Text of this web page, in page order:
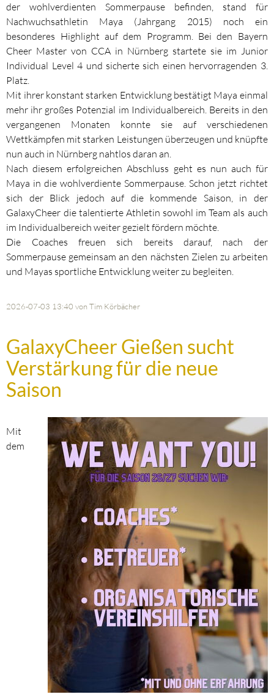
der wohlverdienten Sommerpause befinden, stand für
Nachwuchsathletin Maya (Jahrgang 2015) noch ein
besonderes Highlight auf dem Programm. Bei den Bayern
Cheer Master von CCA in Nürnberg startete sie im Junior
Individual Level 4 und sicherte sich einen hervorragenden 3.
Platz.
Mit ihrer konstant starken Entwicklung bestätigt Maya einmal
mehr ihr großes Potenzial im Individualbereich. Bereits in den
vergangenen Monaten konnte sie auf verschiedenen
Wettkämpfen mit starken Leistungen überzeugen und knüpfte
nun auch in Nürnberg nahtlos daran an.
Nach diesem erfolgreichen Abschluss geht es nun auch für
Maya in die wohlverdiente Sommerpause. Schon jetzt richtet
sich der Blick jedoch auf die kommende Saison, in der
GalaxyCheer die talentierte Athletin sowohl im Team als auch
im Individualbereich weiter gezielt fördern möchte.
Die Coaches freuen sich bereits darauf, nach der
Sommerpause gemeinsam an den nächsten Zielen zu arbeiten
und Mayas sportliche Entwicklung weiter zu begleiten.
2026-07-03 13:40 von Tim Körbächer
GalaxyCheer Gießen sucht
Verstärkung für die neue
Saison
Mit
dem